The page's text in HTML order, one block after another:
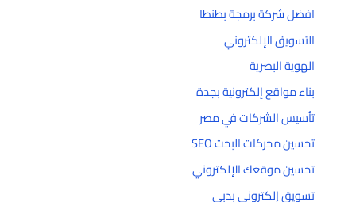
افضل شركة برمجة بطنطا
التسويق الإلكتروني
الهوية البصرية
بناء مواقع إلكترونية بجدة
تأسيس الشركات في مصر
تحسين محركات البحث SEO
تحسين موقعك الإلكتروني
تسويق إلكتروني بدبي